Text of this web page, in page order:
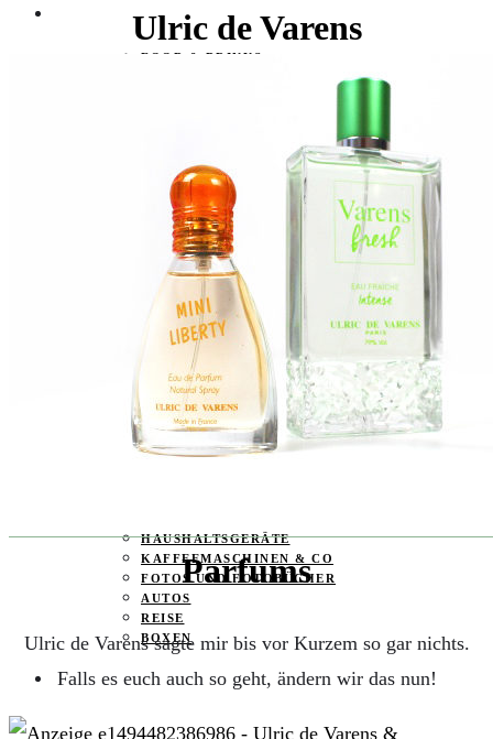
PRODUKTTESTER GESUCHT
FOOD & DRINKS
GESUNDHEIT & SPORT
HOME & LIFESTYLE
KAUTION
REISE
TIERE
TECHNIK
FOOD & DRINKS
KIND & BABY
BEAUTY
REZEPTE
LIFESTYLE
TIERE
HAUSHALTSGERÄTE
KAFFEEMASCHINEN & CO
FOTOS UND FOTOBÜCHER
AUTOS
REISE
BOXEN
KIND & KEGEL
Ulric de Varens
Parfums
Ulric de Varens sagte mir bis vor Kurzem so gar nichts.
Falls es euch auch so geht, ändern wir das nun!